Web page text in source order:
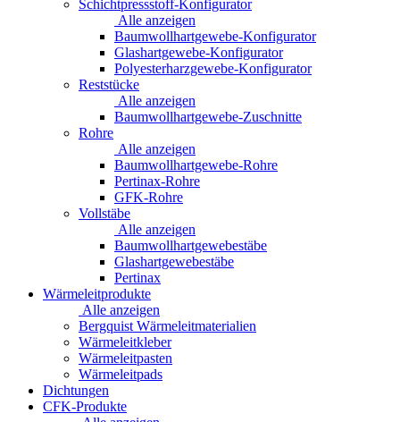
Schichtpressstoff-Konfigurator
Alle anzeigen
Baumwollhartgewebe-Konfigurator
Glashartgewebe-Konfigurator
Polyesterharzgewebe-Konfigurator
Reststücke
Alle anzeigen
Baumwollhartgewebe-Zuschnitte
Rohre
Alle anzeigen
Baumwollhartgewebe-Rohre
Pertinax-Rohre
GFK-Rohre
Vollstäbe
Alle anzeigen
Baumwollhartgewebestäbe
Glashartgewebestäbe
Pertinax
Wärmeleitprodukte
Alle anzeigen
Bergquist Wärmeleitmaterialien
Wärmeleitkleber
Wärmeleitpasten
Wärmeleitpads
Dichtungen
CFK-Produkte